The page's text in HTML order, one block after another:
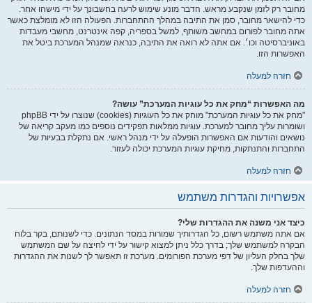
מחובר רק לזמן שנקבע מראש. הדבר מונע שימוש לרעה בחשבונך על ידי מישהו אחר.
כדי להישאר מחובר, סמן את התיבה במהלך ההתחברות. הפעולה הזו לא מומלצת כאשר
אתה מחובר לפורום במחשב משותף, למשל בספריה, קפה אינטרנט, מחשבי מעבדות
באוניברסיטה וכו׳. אם אתה לא רואה את התיבה, כנראה שמנהל המערכת ביטל את
האפשרות הזו.
חזרה למעלה
מה האפשרות “מחק את כל עוגיות המערכת” עושה?
"מחק את כל עוגיות המערכת" מוחק את כל העוגיות (cookies) שנוצרו על ידי phpBB
ושומרות עליך מחובר למערכת. עוגיות ממלאות תפקידים נוספים כמו מעקב קריאה של
נושאים והודעות אם האפשרות הופעלה על ידי מנהל ראשי. אם נתקלת בבעיות של
התחברות והתנתקות, מחיקת עוגיות המערכת יכולה לעזור.
חזרה למעלה
אפשרויות והגדרות משתמש
כיצד אני משנה את ההגדרות שלי?
אם אתה משתמש רשום, כל הגדרותיך שמורות במסד הנתונים. כדי לשנותם, בקר בלוח
הבקרה למשתמש שלך; בדרך כלל ניתן למצוא קישור על ידי לחיצה על שם המשתמש
שלך בחלק העליון של דפי מערכת הפורומים. מערכת זו תאפשר לך לשנות את ההגדרות
וההעדפות שלך.
חזרה למעלה